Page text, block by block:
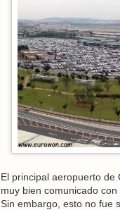
El principal aeropuerto de
muy bien comunicado
Sin embargo, esto no fue